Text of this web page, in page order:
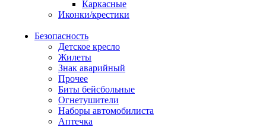
Каркасные
Иконки/крестики
Безопасность
Детское кресло
Жилеты
Знак аварийный
Прочее
Биты бейсбольные
Огнетушители
Наборы автомобилиста
Аптечка